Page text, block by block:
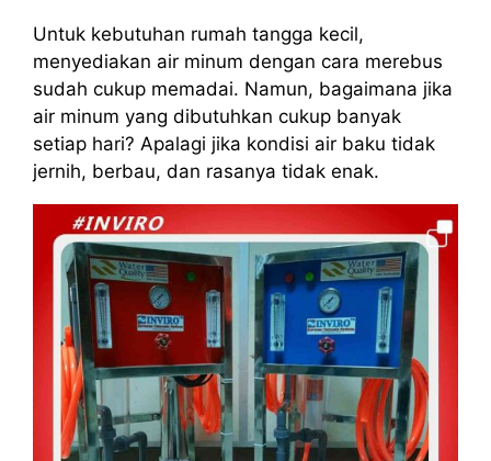
Untuk kebutuhan rumah tangga kecil,
menyediakan air minum dengan cara merebus
sudah cukup memadai. Namun, bagaimana jika
air minum yang dibutuhkan cukup banyak
setiap hari? Apalagi jika kondisi air baku tidak
jernih, berbau, dan rasanya tidak enak.